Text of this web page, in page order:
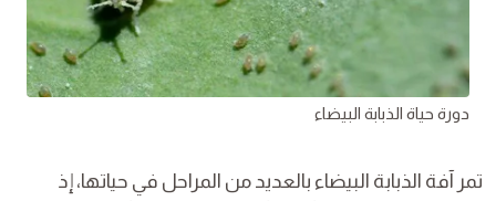
دورة حياة الذبابة البيضاء
تمر آفة الذبابة البيضاء بالعديد من المراحل في حياتها، إذ